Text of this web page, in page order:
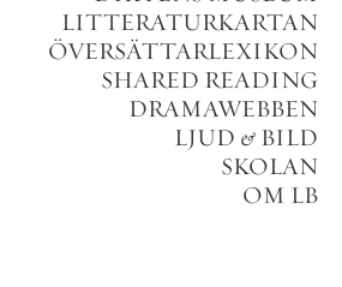
LITTERATURKARTAN
ÖVERSÄTTARLEXIKON
SHARED READING
DRAMAWEBBEN
LJUD & BILD
SKOLAN
OM LB